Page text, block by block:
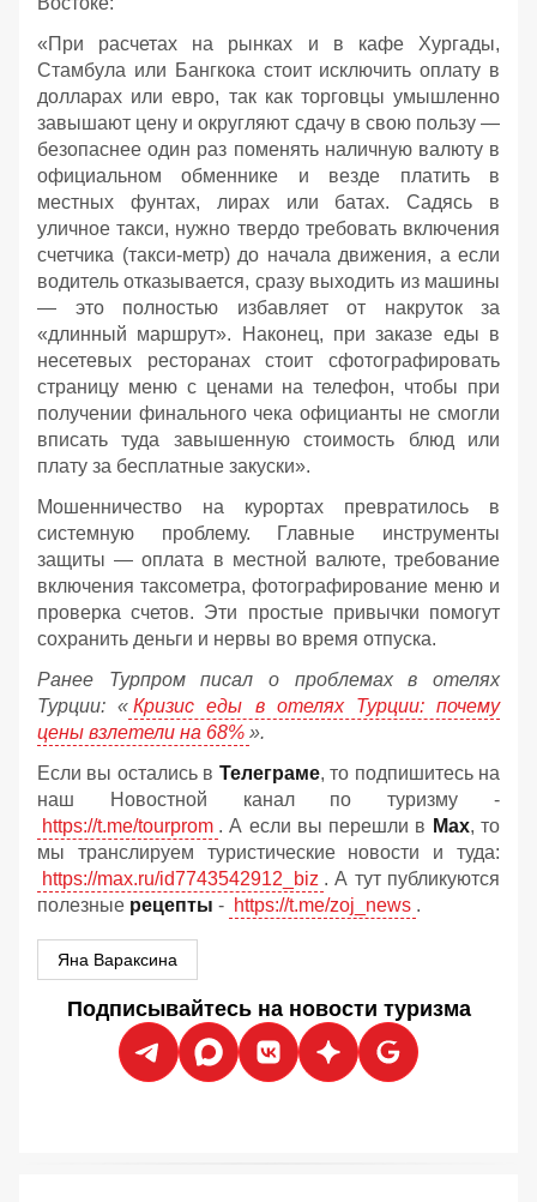
«При расчетах на рынках и в кафе Хургады,
Стамбула или Бангкока стоит исключить оплату в
долларах или евро, так как торговцы умышленно
завышают цену и округляют сдачу в свою пользу —
безопаснее один раз поменять наличную валюту в
официальном обменнике и везде платить в
местных фунтах, лирах или батах. Садясь в
уличное такси, нужно твердо требовать включения
счетчика (такси-метр) до начала движения, а если
водитель отказывается, сразу выходить из машины
— это полностью избавляет от накруток за
«длинный маршрут». Наконец, при заказе еды в
несетевых ресторанах стоит сфотографировать
страницу меню с ценами на телефон, чтобы при
получении финального чека официанты не смогли
вписать туда завышенную стоимость блюд или
плату за бесплатные закуски».
Мошенничество на курортах превратилось в
системную проблему. Главные инструменты
защиты — оплата в местной валюте, требование
включения таксометра, фотографирование меню и
проверка счетов. Эти простые привычки помогут
сохранить деньги и нервы во время отпуска.
Ранее Турпром писал о проблемах в отелях
Турции: « Кризис еды в отелях Турции: почему
цены взлетели на 68% ».
Если вы остались в Телеграме, то подпишитесь на
наш Новостной канал по туризму -
https://t.me/tourprom . А если вы перешли в Мах, то
мы транслируем туристические новости и туда:
https://max.ru/id7743542912_biz . А тут публикуются
полезные рецепты - https://t.me/zoj_news .
Яна Вараксина
Подписывайтесь на новости туризма